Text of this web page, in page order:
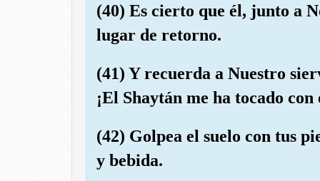
(40) Es cierto que él, junto a
lugar de retorno.
(41) Y recuerda a Nuestro
¡El Shaytán me ha tocado
(42) Golpea el suelo con tus
y bebida.